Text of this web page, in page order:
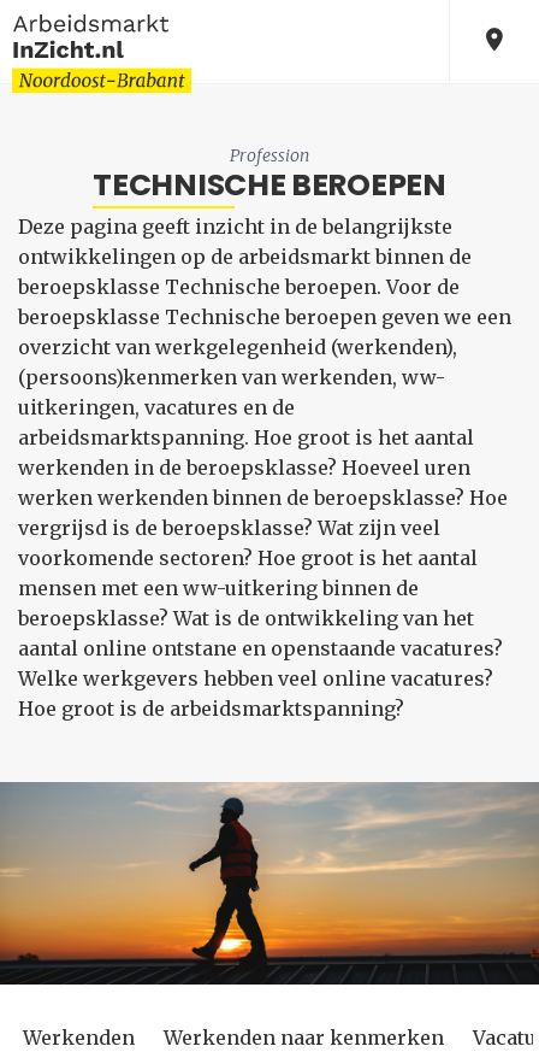
Profession
TECHNISCHE BEROEPEN
Deze pagina geeft inzicht in de belangrijkste
ontwikkelingen op de arbeidsmarkt binnen de
beroepsklasse Technische beroepen. Voor de
beroepsklasse Technische beroepen geven we een
overzicht van werkgelegenheid (werkenden),
(persoons)kenmerken van werkenden, ww-
uitkeringen, vacatures en de
arbeidsmarktspanning. Hoe groot is het aantal
werkenden in de beroepsklasse? Hoeveel uren
werken werkenden binnen de beroepsklasse? Hoe
vergrijsd is de beroepsklasse? Wat zijn veel
voorkomende sectoren? Hoe groot is het aantal
mensen met een ww-uitkering binnen de
beroepsklasse? Wat is de ontwikkeling van het
aantal online ontstane en openstaande vacatures?
Welke werkgevers hebben veel online vacatures?
Hoe groot is de arbeidsmarktspanning?
Werkenden Werkenden naar kenmerken